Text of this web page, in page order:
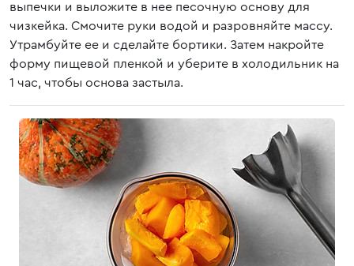
выпечки и выложите в нее песочную основу для
чизкейка. Смочите руки водой и разровняйте массу.
Утрамбуйте ее и сделайте бортики. Затем накройте
форму пищевой пленкой и уберите в холодильник на
1 час, чтобы основа застыла.